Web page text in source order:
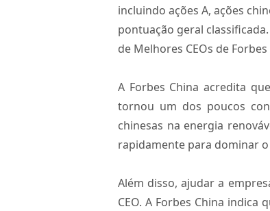
incluindo ações A, ações
pontuação geral
de Melhores CEOs de
A Forbes China acredita
tornou um dos poucos
chinesas na energia
rapidamente para dominar o
Além disso, ajudar a
CEO. A Forbes China indica